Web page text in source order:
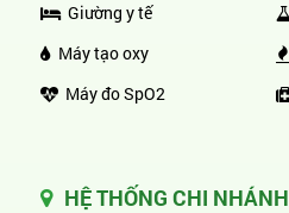
Giường y tế
Máy tạo oxy
Máy đo SpO2
HỆ THỐNG CHI NHÁNH